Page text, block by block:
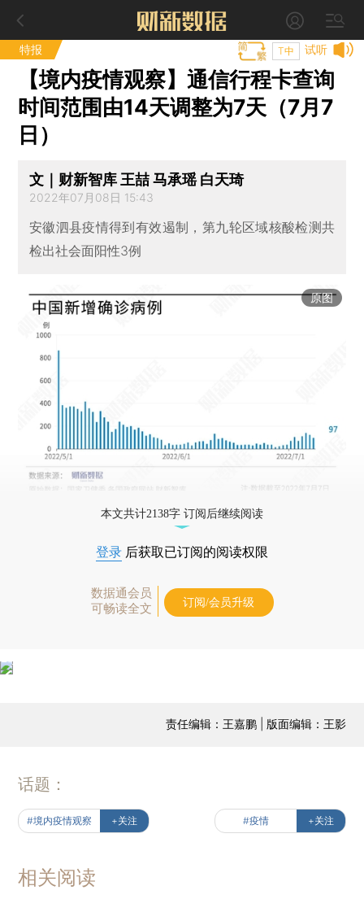
特报 试听
T中
【境内疫情观察】通信行程卡查询
时间范围由14天调整为7天（7月7
日）
文｜财新智库 王喆 马承瑶 白天琦
2022年07月08日 15:43
安徽泗县疫情得到有效遏制，第九轮区域核酸检测共
检出社会面阳性3例
原图
本文共计2138字 订阅后继续阅读
登录 后获取已订阅的阅读权限
数据通会员
可畅读全文
订阅/会员升级
责任编辑：王嘉鹏 | 版面编辑：王影
话题：
#境内疫情观察 +关注 #疫情 +关注
相关阅读